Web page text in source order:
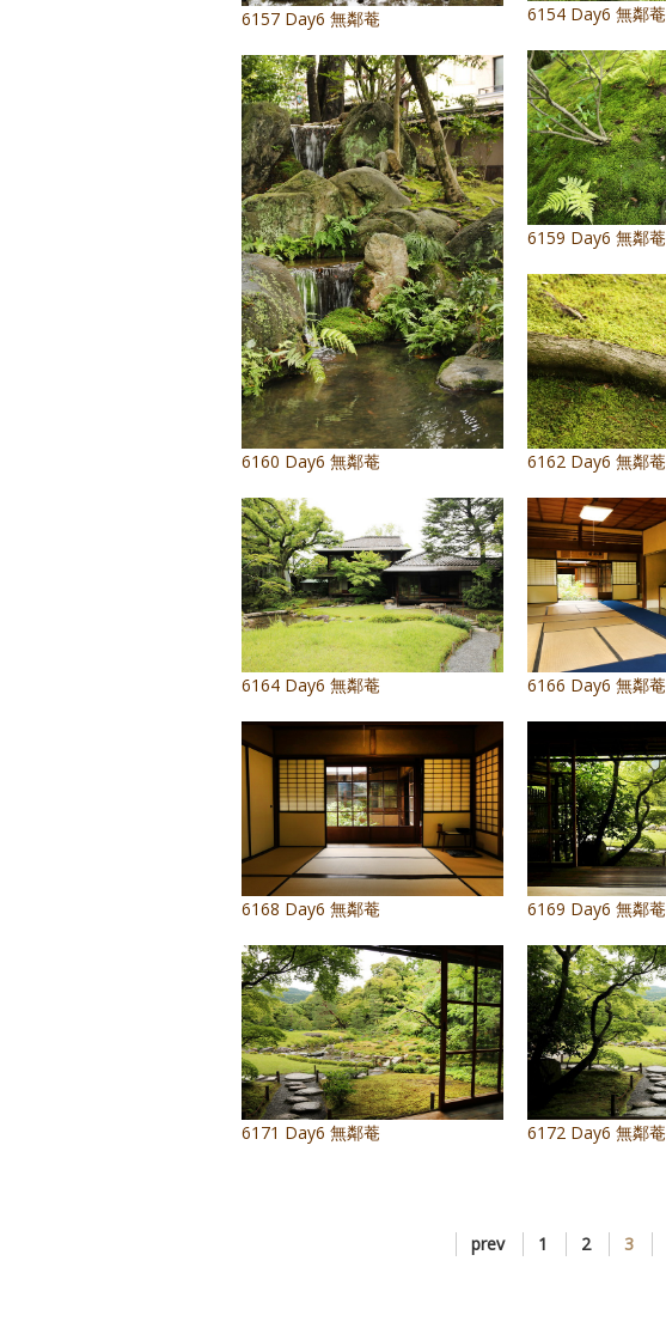
6154 Day6 無鄰菴
6157 Day6 無鄰菴
6159 Day6 無鄰菴
6160 Day6 無鄰菴 6162 Day6 無鄰菴
6164 Day6 無鄰菴 6166 Day6 無鄰菴
6168 Day6 無鄰菴 6169 Day6 無鄰菴
6171 Day6 無鄰菴 6172 Day6 無鄰菴
prev
1 2 3